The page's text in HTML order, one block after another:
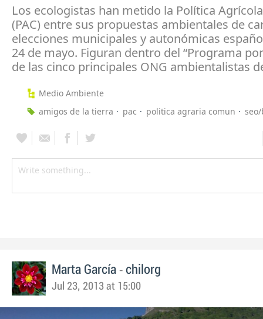
Los ecologistas han metido la Política
(PAC) entre sus propuestas ambientales de
elecciones municipales y autonómicas
24 de mayo. Figuran dentro del “Programa
de las cinco principales ONG ambientalistas
Medio Ambiente
amigos de la tierra
pac politica agraria comun
Marta García - chilorg
Jul 23, 2013 at 15:00